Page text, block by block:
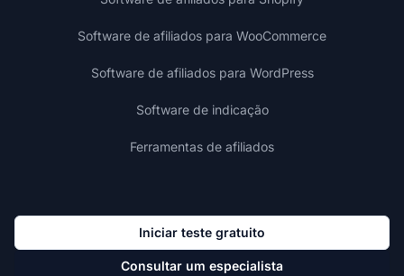
Software de afiliados para WooCommerce
Software de afiliados para WordPress
Software de indicação
Ferramentas de afiliados
Iniciar teste gratuito
Consultar um especialista